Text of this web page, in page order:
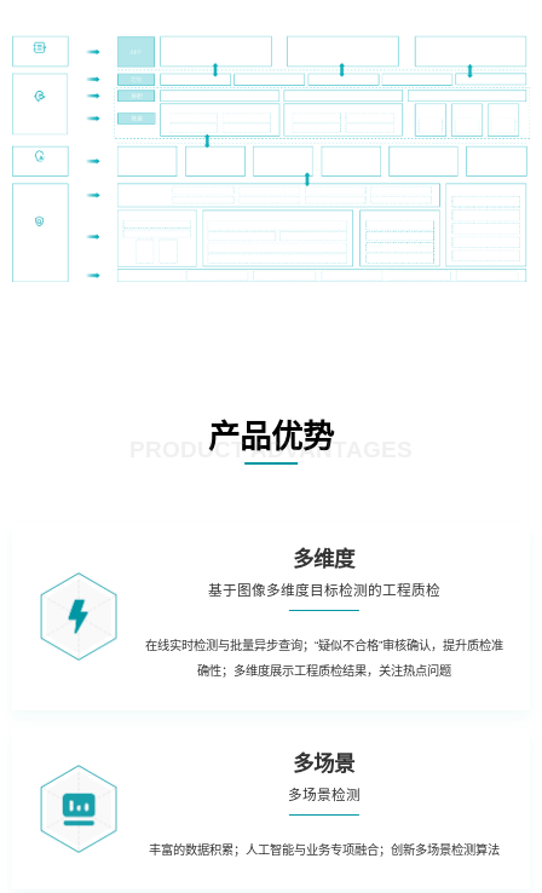
产品优势
PRODUCT ADVANTAGES
多维度
基于图像多维度目标检测的工程质检
在线实时检测与批量异步查询；“疑似不合格”审核确认，提升质检准
确性；多维度展示工程质检结果，关注热点问题
多场景
多场景检测
丰富的数据积累；人工智能与业务专项融合；创新多场景检测算法